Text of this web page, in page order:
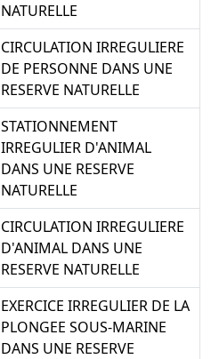
NATURELLE
CIRCULATION IRREGULIERE
DE PERSONNE DANS UNE
RESERVE NATURELLE
STATIONNEMENT
IRREGULIER D'ANIMAL
DANS UNE RESERVE
NATURELLE
CIRCULATION IRREGULIERE
D'ANIMAL DANS UNE
RESERVE NATURELLE
EXERCICE IRREGULIER DE LA
PLONGEE SOUS-MARINE
DANS UNE RESERVE